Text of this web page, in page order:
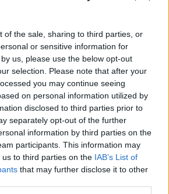
of the sale, sharing to third parties, or
or sensitive information for
us, please use the below opt-out
selection. Please note that after your
you may continue seeing
on personal information utilized by
disclosed to third parties prior to
separately opt-out of the further
information by third parties on the
participants. This information may
to third parties on the IAB’s List of
that may further disclose it to other